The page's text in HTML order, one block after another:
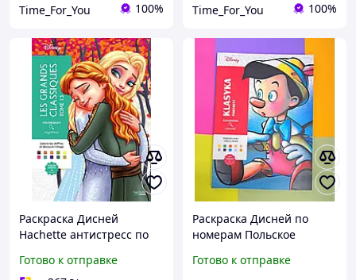
Time_For_You 100% Time_For_You 100%
Раскраска Дисней
Hachette антистресс по
mysteres Disney Les
Готово к отправке
Раскраска Дисней по
номерам Польское
Готово к отправке